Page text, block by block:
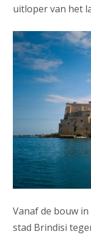
uitloper van het
Vanaf de bouw
stad Brindisi